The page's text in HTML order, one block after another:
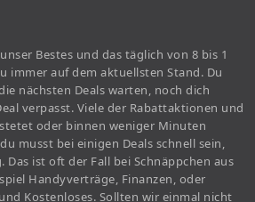
Bestes und das täglich von 8 bis 1
immer auf dem aktuellsten Stand. Du
nächsten Deals warten, noch dich
verpasst. Viele der Rabattaktionen und
oder binnen weniger Minuten
musst bei einigen Deals schnell sein,
Das ist oft der Fall bei Schnäppchen aus
Handyverträge, Finanzen, oder
Kostenloses. Sollten wir einmal nicht